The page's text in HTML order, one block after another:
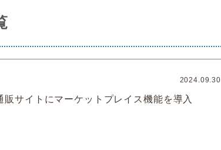
2024.09.30
販サイトにマーケットプレイス機能を導入